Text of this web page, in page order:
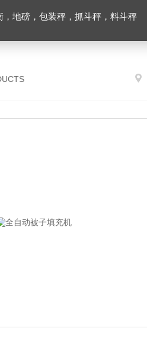
地磅，包装秤，抓斗秤，料斗秤